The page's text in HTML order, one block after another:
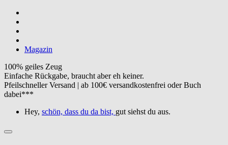
Magazin
100% geiles Zeug
Einfache Rückgabe, braucht aber eh keiner.
Pfeilschneller Versand | ab 100€ versandkostenfrei oder Buch
dabei***
Hey, schön, dass du da bist, gut siehst du aus.